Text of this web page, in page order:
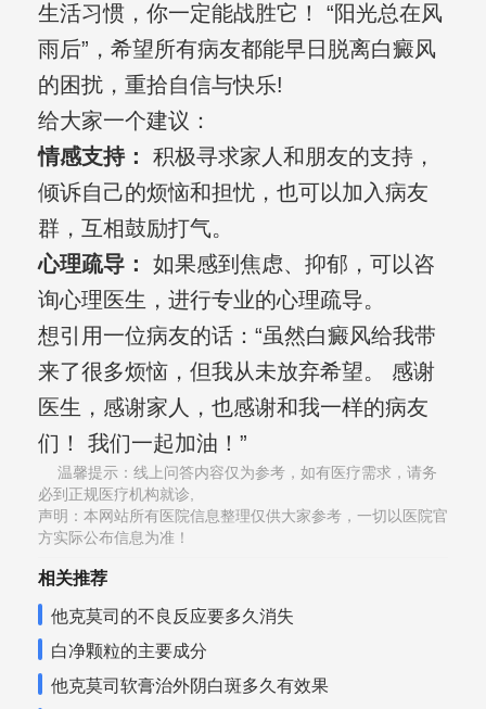
生活习惯，你一定能战胜它！ “阳光总在风
雨后”，希望所有病友都能早日脱离白癜风
的困扰，重拾自信与快乐!
给大家一个建议：
情感支持：
积极寻求家人和朋友的支持，
倾诉自己的烦恼和担忧，也可以加入病友
群，互相鼓励打气。
心理疏导：
如果感到焦虑、抑郁，可以咨
询心理医生，进行专业的心理疏导。
想引用一位病友的话：“虽然白癜风给我带
来了很多烦恼，但我从未放弃希望。 感谢
医生，感谢家人，也感谢和我一样的病友
们！ 我们一起加油！”
温馨提示：线上问答内容仅为参考，如有医疗需求，请务
必到正规医疗机构就诊,
声明：本网站所有医院信息整理仅供大家参考，一切以医院官
方实际公布信息为准！
相关推荐
他克莫司的不良反应要多久消失
白净颗粒的主要成分
他克莫司软膏治外阴白斑多久有效果